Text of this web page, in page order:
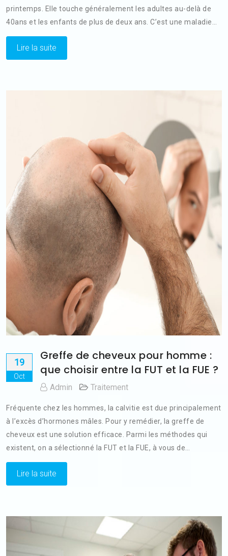
printemps. Elle touche généralement les adultes au-delà de
40ans et les enfants de plus de deux ans. C’est une maladie…
Lire la suite
19
Oct
Greffe de cheveux pour homme :
que choisir entre la FUT et la FUE ?
Admin Traitement
Fréquente chez les hommes, la calvitie est due principalement
à l’excès d’hormones mâles. Pour y remédier, la greffe de
cheveux est une solution efficace. Parmi les méthodes qui
existent, on a sélectionné la FUT et la FUE, à vous de…
Lire la suite